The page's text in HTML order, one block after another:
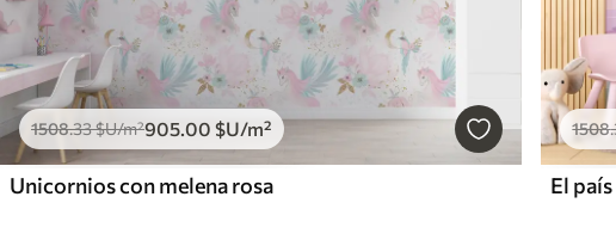
1508.33$U/m²905.00 $U/m²
Unicornios con melena rosa
1508
El